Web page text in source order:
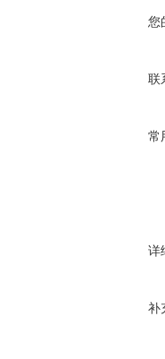
您
联
常
详
补